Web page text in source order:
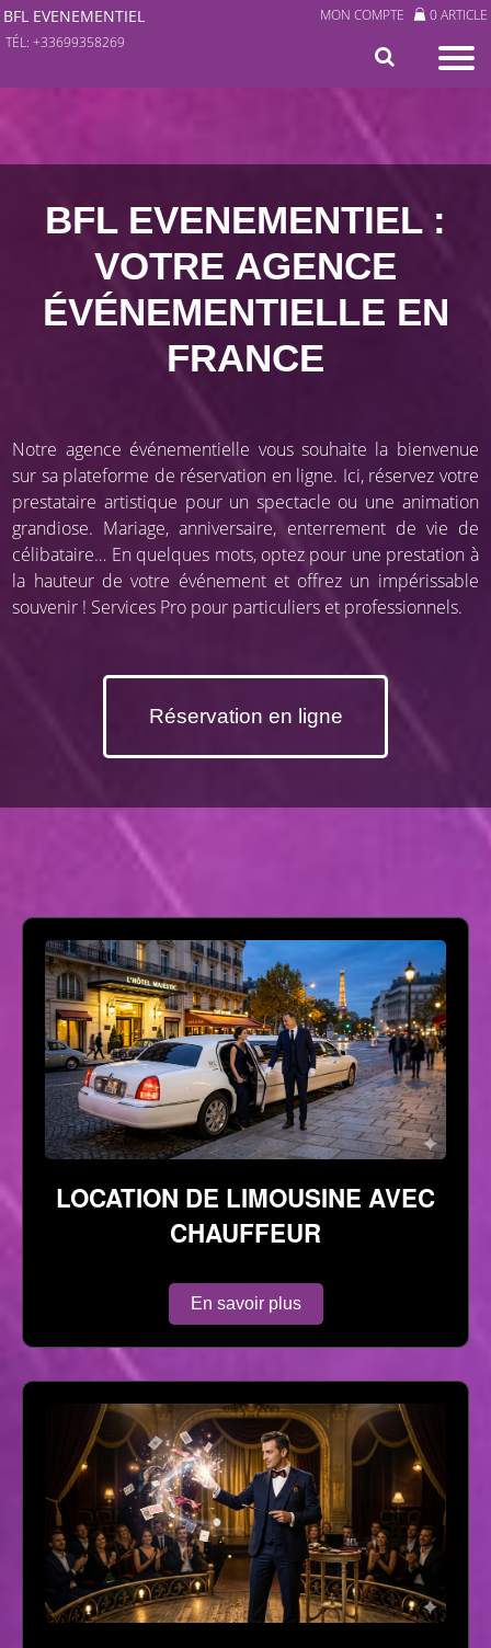
BFL EVENEMENTIEL
TÉL: +33699358269
MON COMPTE 0 ARTICLE
BFL EVENEMENTIEL :
VOTRE AGENCE
ÉVÉNEMENTIELLE EN
FRANCE
Notre agence événementielle vous souhaite la bienvenue
sur sa plateforme de réservation en ligne. Ici, réservez votre
prestataire artistique pour un spectacle ou une animation
grandiose. Mariage, anniversaire, enterrement de vie de
célibataire… En quelques mots, optez pour une prestation à
la hauteur de votre événement et offrez un impérissable
souvenir ! Services Pro pour particuliers et professionnels.
Réservation en ligne
LOCATION DE LIMOUSINE AVEC
CHAUFFEUR
En savoir plus